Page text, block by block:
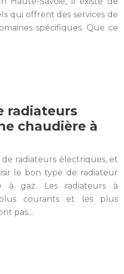
qui offrent des services de
spécifiques. Que ce
radiateurs
chaudière à
de radiateurs électriques, et
le bon type de radiateur
à gaz. Les radiateurs à
courants et les plus
pas…